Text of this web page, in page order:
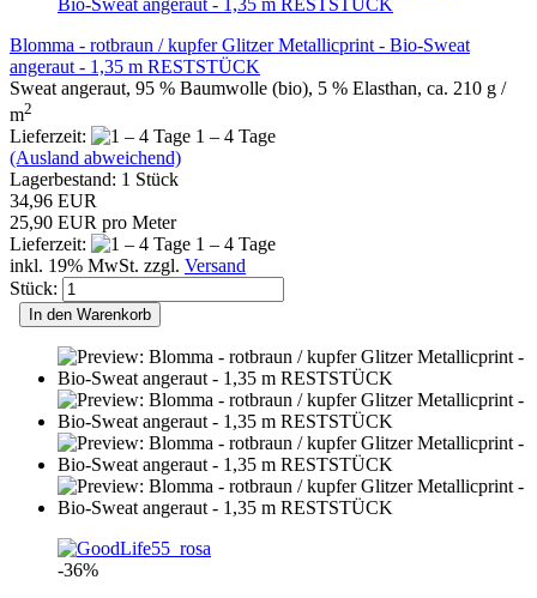
Blomma - rotbraun / kupfer Glitzer Metallicprint - Bio-Sweat
angeraut - 1,35 m RESTSTÜCK
Sweat angeraut, 95 % Baumwolle (bio), 5 % Elasthan, ca. 210 g /
m2
Lieferzeit:
1 – 4 Tage
(Ausland abweichend)
Lagerbestand: 1 Stück
34,96 EUR
25,90 EUR pro Meter
Lieferzeit:
1 – 4 Tage
inkl. 19% MwSt. zzgl. Versand
Stück:
In den Warenkorb
-36%